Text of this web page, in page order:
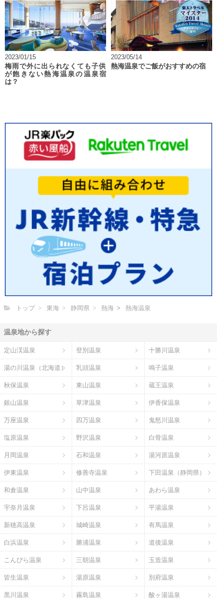
2023/01/15
梅雨で外に出られなくても子供
が飽きない熱海温泉の温泉宿
は？
2023/05/14
熱海温泉でご飯がおすすめの宿
トップ 東海 静岡県 熱海 熱海温泉
温泉地から探す
定山渓温泉 登別温泉 十勝川温泉
湯の川温泉（北海道） 乳頭温泉 鳴子温泉
秋保温泉 東山温泉 蔵王温泉
銀山温泉 草津温泉 伊香保温泉
万座温泉 四万温泉 鬼怒川温泉
塩原温泉 野沢温泉 白骨温泉
月岡温泉 石和温泉 湯河原温泉
伊東温泉 修善寺温泉 下田温泉（静岡県）
和倉温泉 山中温泉 あわら温泉
宇奈月温泉 下呂温泉 平湯温泉
新穂高温泉 城崎温泉 有馬温泉
白浜温泉 勝浦温泉 道後温泉
こんぴら温泉 三朝温泉 玉造温泉
皆生温泉 湯原温泉 別府温泉
黒川温泉 霧島温泉 酸ヶ湯温泉